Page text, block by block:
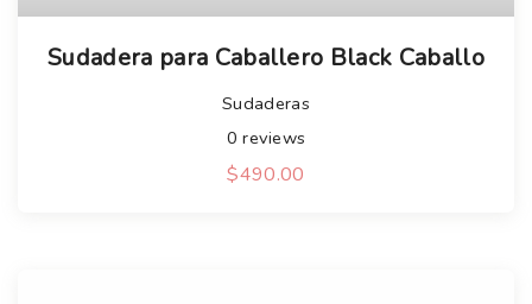
Sudadera para Caballero Black Caballo
Sudaderas
0 reviews
$490.00